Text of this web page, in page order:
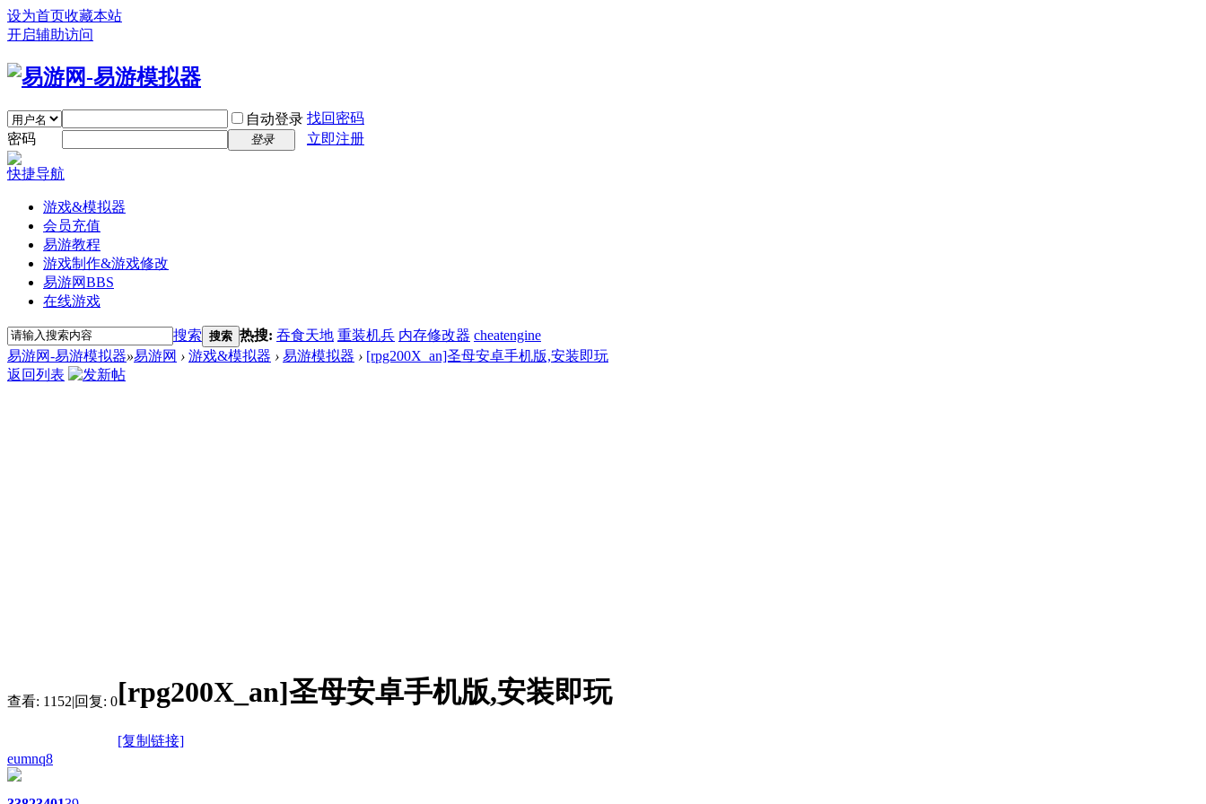
设为首页收藏本站
开启辅助访问
自动登录 找回密码
密码
登录 立即注册
快捷导航
游戏&模拟器
会员充值
易游教程
游戏制作&游戏修改
易游网BBS
在线游戏
搜索 搜索 热搜: 吞食天地 重装机兵 内存修改器 cheatengine
易游网-易游模拟器»易游网 › 游戏&模拟器 › 易游模拟器 › [rpg200X_an]圣母安卓手机版,安装即玩
返回列表
查看: 1152|回复: 0[rpg200X_an]圣母安卓手机版,安装即玩
[复制链接]
eumnq8